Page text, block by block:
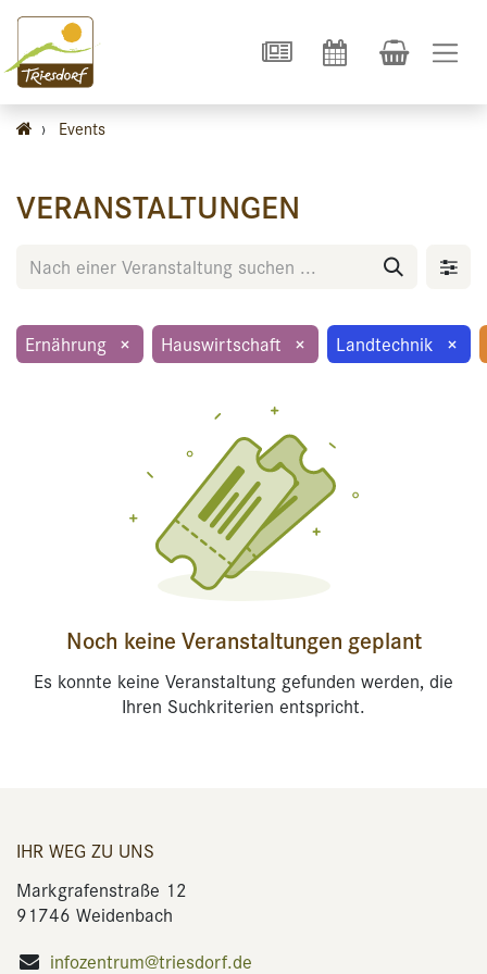
› Events
VERANSTALTUNGEN
Ernährung × Hauswirtschaft × Landtechnik ×
Noch keine Veranstaltungen geplant
Es konnte keine Veranstaltung gefunden werden, die
Ihren Suchkriterien entspricht.
IHR WEG ZU UNS
Markgrafenstraße 12
91746 Weidenbach
infozentrum@triesdorf.de